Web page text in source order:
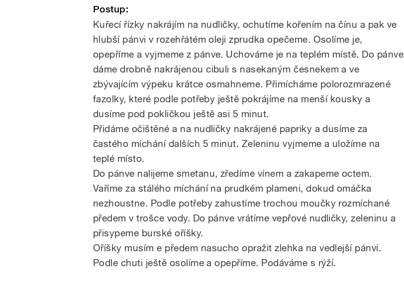
Postup:
Kuřecí řízky nakrájím na nudličky, ochutíme kořením na čínu a pak ve
hlubší pánvi v rozehřátém oleji zprudka opečeme. Osolíme je,
opepříme a vyjmeme z pánve. Uchováme je na teplém místě. Do pánve
dáme drobně nakrájenou cibuli s nasekaným česnekem a ve
zbývajícím výpeku krátce osmahneme. Přimícháme polorozmrazené
fazolky, které podle potřeby ještě pokrájíme na menší kousky a
dusíme pod pokličkou ještě asi 5 minut.
Přidáme očištěné a na nudličky nakrájené papriky a dusíme za
častého míchání dalších 5 minut. Zeleninu vyjmeme a uložíme na
teplé místo.
Do pánve nalijeme smetanu, zředíme vínem a zakapeme octem.
Vaříme za stálého míchání na prudkém plameni, dokud omáčka
nezhoustne. Podle potřeby zahustíme trochou moučky rozmíchané
předem v trošce vody. Do pánve vrátíme vepřové nudličky, zeleninu a
přisypeme burské oříšky.
Oříšky musím e předem nasucho opražit zlehka na vedlejší pánvi.
Podle chuti ještě osolíme a opepříme. Podáváme s rýží.